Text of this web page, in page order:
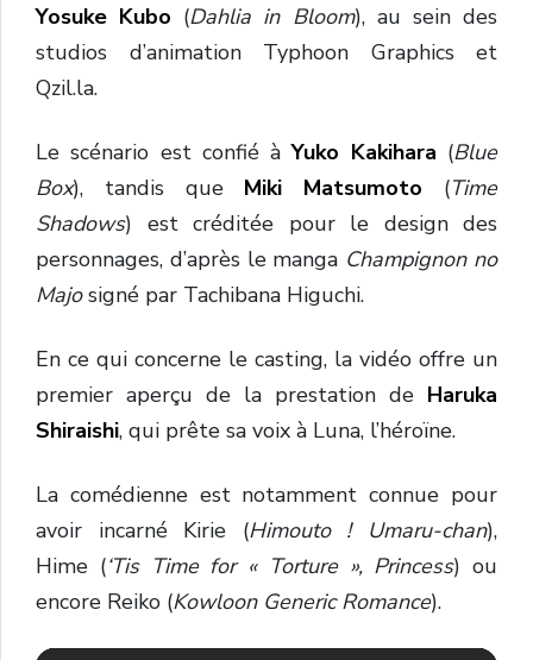
Yosuke Kubo (Dahlia in Bloom), au sein des
studios d’animation Typhoon Graphics et
Qzil.la.
Le scénario est confié àYuko Kakihara (Blue
Box), tandis que Miki Matsumoto (Time
Shadows) est créditée pour le design des
personnages, d’après le manga Champignon no
Majosigné par Tachibana Higuchi.
En ce qui concerne le casting, la vidéo offre un
premier aperçu de la prestation de Haruka
Shiraishi, qui prête sa voix à Luna, l’héroïne.
La comédienne est notamment connue pour
avoir incarné Kirie (Himouto ! Umaru-chan),
Hime (‘Tis Time for « Torture », Princess) ou
encore Reiko (Kowloon Generic Romance).